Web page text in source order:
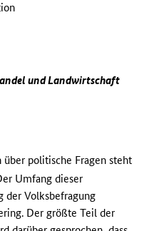
und Landwirtschaft
politische Fragen steht
Umfang dieser
der Volksbefragung
Der größte Teil der